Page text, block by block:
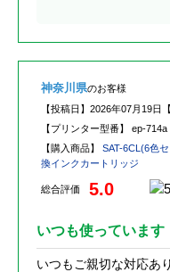
神奈川県のお客様
【投稿日】 2026年07月19日
【プリンター型番】 ep-714a
【購入商品】 SAT-6CL(6色
換インクカートリッジ
総合評価 5.0
いつも使っています
いつもご親切な対応あ